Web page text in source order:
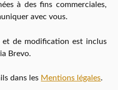
à des fins commerciales,
avec vous.
et de modification est inclus
Brevo.
dans les Mentions légales.